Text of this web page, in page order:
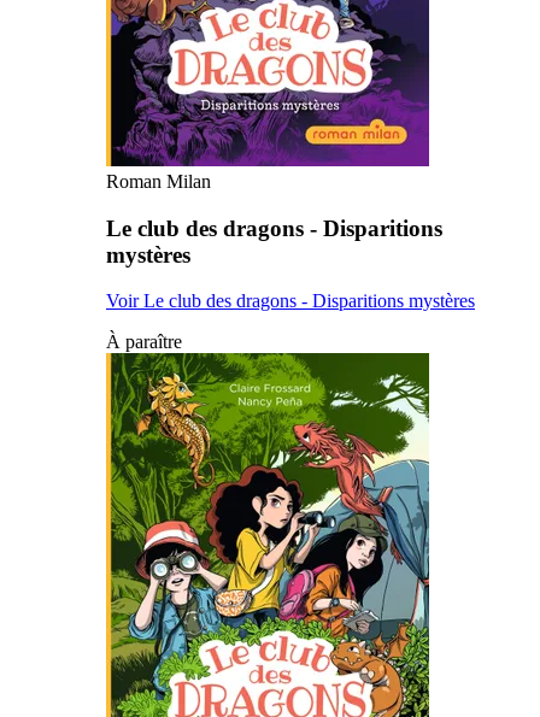
Roman Milan
Le club des dragons - Disparitions
mystères
Voir Le club des dragons - Disparitions mystères
À paraître